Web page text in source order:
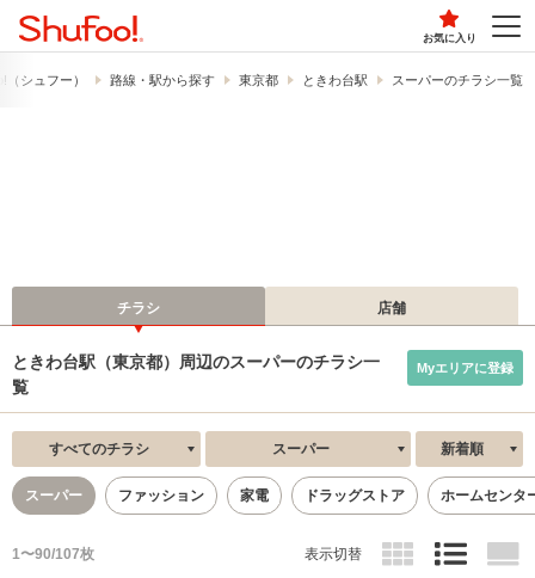
お気に入り
シュフー） 路線・駅から探す 東京都 ときわ台駅 スーパーのチラシ一覧
チラシ 店舗
ときわ台駅（東京都）周辺のスーパーのチラシ一
覧
Myエリアに登録
すべてのチラシ スーパー 新着順
スーパー ファッション 家電 ドラッグストア ホームセンタ
1〜90/107枚 表示切替